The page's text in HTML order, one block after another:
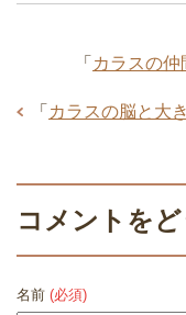
「 カラスの仲
「 カラスの脳と大
コメントを
名前 (必須)